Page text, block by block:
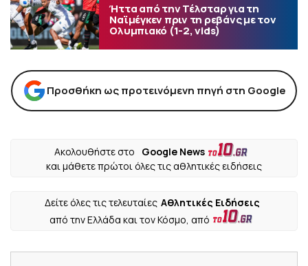
Ήττα από την Τέλσταρ για τη
Ναϊμέγκεν πριν τη ρεβάνς με τον
Ολυμπιακό (1-2, vids)
Προσθήκη ως προτεινόμενη πηγή στη Google
Ακολουθήστε στο
Google News
και μάθετε πρώτοι όλες τις αθλητικές ειδήσεις
Δείτε όλες τις τελευταίες Αθλητικές Ειδήσεις
από την Ελλάδα και τον Κόσμο, από